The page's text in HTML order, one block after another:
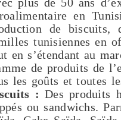
en
de biscuits,
tunisiennes en
en s’étendant au
de produits de
les goûts et toutes
: Des produits
ou sandwichs.